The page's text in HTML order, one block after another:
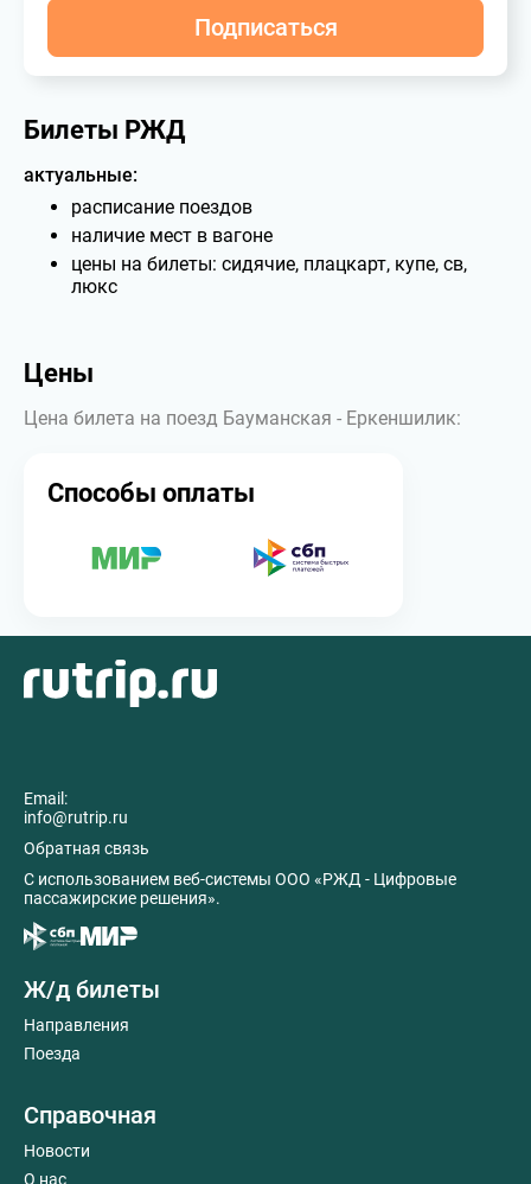
Подписаться
Билеты РЖД
актуальные:
расписание поездов
наличие мест в вагоне
цены на билеты: сидячие, плацкарт, купе, св,
люкс
Цены
Цена билета на поезд Бауманская - Еркеншилик:
Способы оплаты
Email:
info@rutrip.ru
Обратная связь
C использованием веб-системы ООО «РЖД - Цифровые
пассажирские решения».
Ж/д билеты
Направления
Поезда
Справочная
Новости
О нас